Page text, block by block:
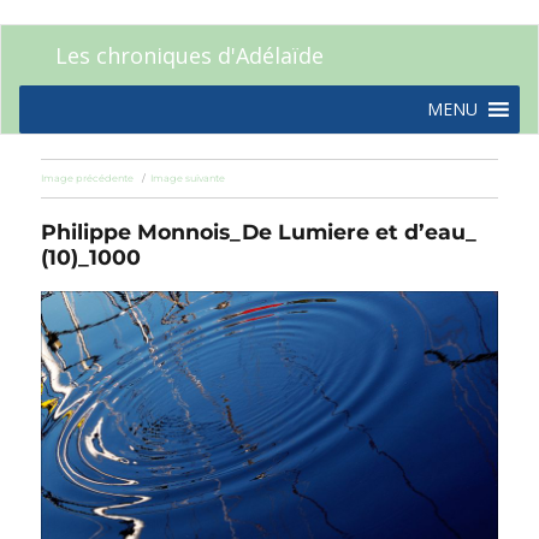
Les chroniques d'Adélaïde
MENU
Image précédente Image suivante
Philippe Monnois_De Lumiere et d’eau_
(10)_1000